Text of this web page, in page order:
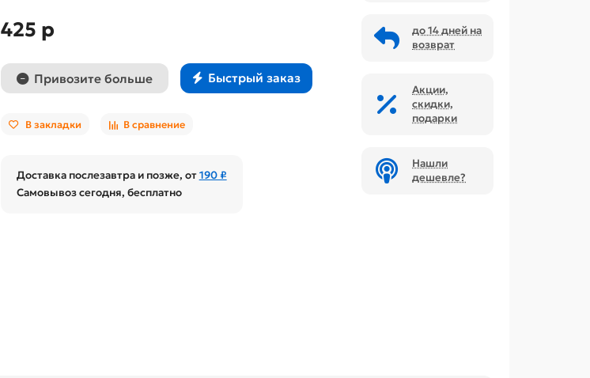
425 р
Привозите больше Быстрый заказ
В закладки В сравнение
Доставка послезавтра и позже, от190 ₽
Самовывоз сегодня, бесплатно
до 14 дней на
возврат
Акции,
скидки,
подарки
Нашли
дешевле?